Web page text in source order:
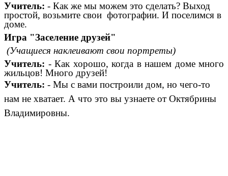
Учитель: - Как же мы можем это сделать? Выход
простой, возьмите свои фотографии. И поселимся в
доме.
Игра "Заселение друзей"
(Учащиеся наклеивают свои портреты)
Учитель: - Как хорошо, когда в нашем доме много
жильцов! Много друзей!
Учитель: - Мы с вами построили дом, но чего-то
нам не хватает. А что это вы узнаете от Октябрины
Владимировны.